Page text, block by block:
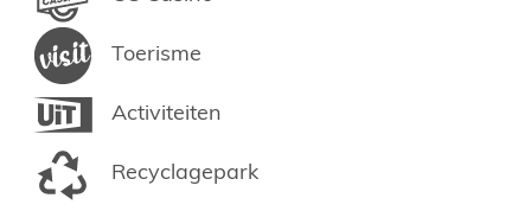
Toerisme
Activiteiten
Recyclagepark